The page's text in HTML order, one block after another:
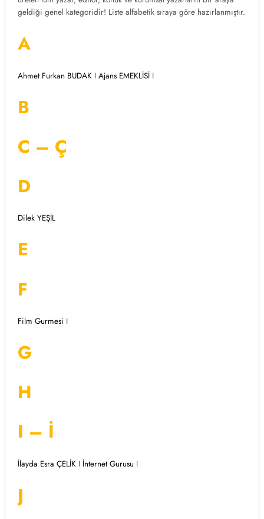
geldiği genel kategoridir! Liste alfabetik sıraya göre hazırlanmıştır.
A
Ahmet Furkan BUDAK I Ajans EMEKLİSİ I
B
C – Ç
D
Dilek YEŞİL
E
F
Film Gurmesi I
G
H
I – İ
İlayda Esra ÇELİK I İnternet Gurusu I
J